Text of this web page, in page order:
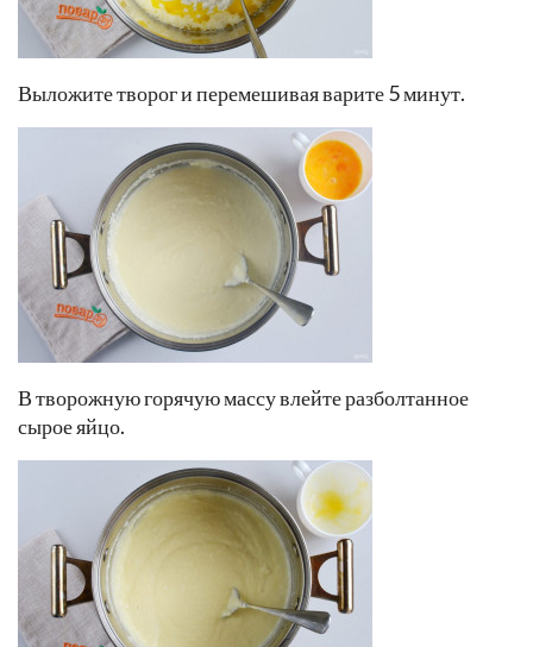
Выложите творог и перемешивая варите 5 минут.
В творожную горячую массу влейте разболтанное
сырое яйцо.